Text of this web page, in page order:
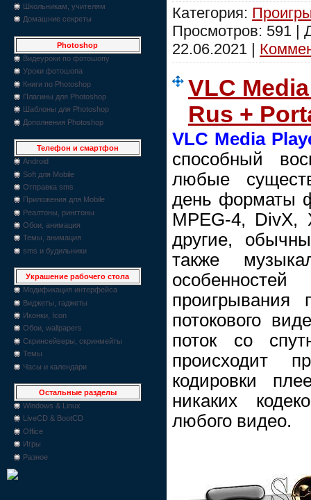
Школьникам, учителям
Домашние секреты
Photoshop
Видеуроки по фотошопу
Уроки фотошопа
Книги по Photoshop
Плагины для Photoshop
Шаблоны для Photoshop
Дополнения Photoshop
Телефон и смартфон
Android
Soft для Mobile
Отправка sms
Приложения для Mobile
Реалтоны, рингтоны
Обои, анимация
Темы, анимация
sms и будильники
Украшение рабочего стола
Модификация интерфейса
Виджеты, гаджеты
Иконки, Icon
Обои, wallpapers
Скринсейверы, скринмейты
Темы
Часы и календари
Остальные разделы
Windows & Linux
LiveCD & BootCD
Office
Игры
Разное
Категория:
Просмотров: 591 |
22.06.2021 |
VLC
Rus +
VLC Media
способный
любые
день форматы
MPEG-4, DivX,
другие,
также
проигрывания
потокового
поток со
происходит
кодировки
никаких
любого видео.